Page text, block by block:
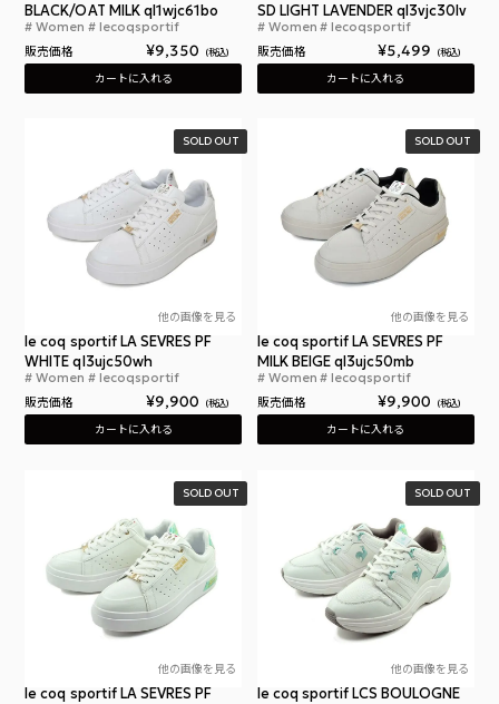
ルコックスポルティフ LCS ガレ II ブラック ベージ
BLACK/OAT MILK ql1wjc61bo
Women lecoqsportif
販売価格 ¥9,350 税込
カートに入れる
SD LIGHT LAVENDER ql3vjc30lv
Women lecoqsportif
販売価格 ¥5,499 税込
カートに入れる
他の画像を見る
ルコックスポルティフ ラ セーヴル PF ホワイト
le coq sportif LA SEVRES PF
WHITE ql3ujc50wh
Women lecoqsportif
販売価格 ¥9,900 税込
SOLD OUT
カートに入れる
他の画像を見る
le coq sportif LA SEVRES PF
MILK BEIGE ql3ujc50mb
Women lecoqsportif
販売価格 ¥9,900 税込
SOLD OUT
カートに入れる
他の画像を見る
le coq sportif LA SEVRES PF
SOLD OUT
他の画像を見る
le coq sportif LCS BOULOGNE
SOLD OUT